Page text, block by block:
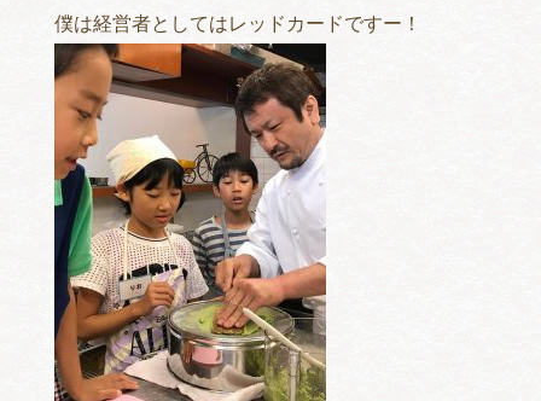
僕は経営者としてはレッドカードですー！